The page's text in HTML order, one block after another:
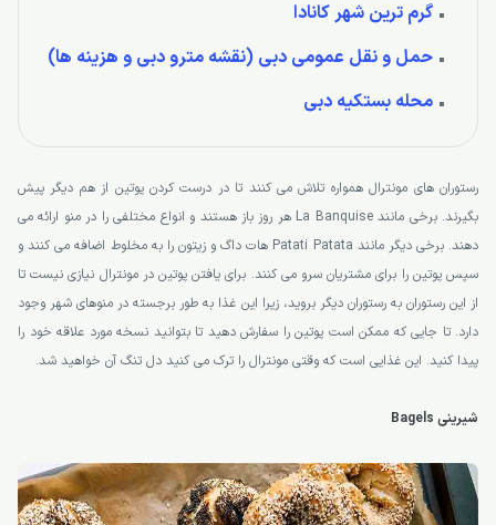
گرم ترین شهر کانادا
حمل و نقل عمومی دبی (نقشه مترو دبی و هزینه ها)
محله بستکیه دبی
رستوران های مونترال همواره تلاش می کنند تا در درست کردن پوتین از هم دیگر پیش
بگیرند. برخی مانند La Banquise هر روز باز هستند و انواع مختلفی را در منو ارائه می
دهند. برخی دیگر مانند Patati Patata هات داگ و زیتون را به مخلوط اضافه می کنند و
سپس پوتین را برای مشتریان سرو می کنند. برای یافتن پوتین در مونترال نیازی نیست تا
از این رستوران به رستوران دیگر بروید، زیرا این غذا به طور برجسته در منوهای شهر وجود
دارد. تا جایی که ممکن است پوتین را سفارش دهید تا بتوانید نسخه مورد علاقه خود را
پیدا کنید. این غذایی است که وقتی مونترال را ترک می کنید دل تنگ آن خواهید شد.
شیرینی Bagels